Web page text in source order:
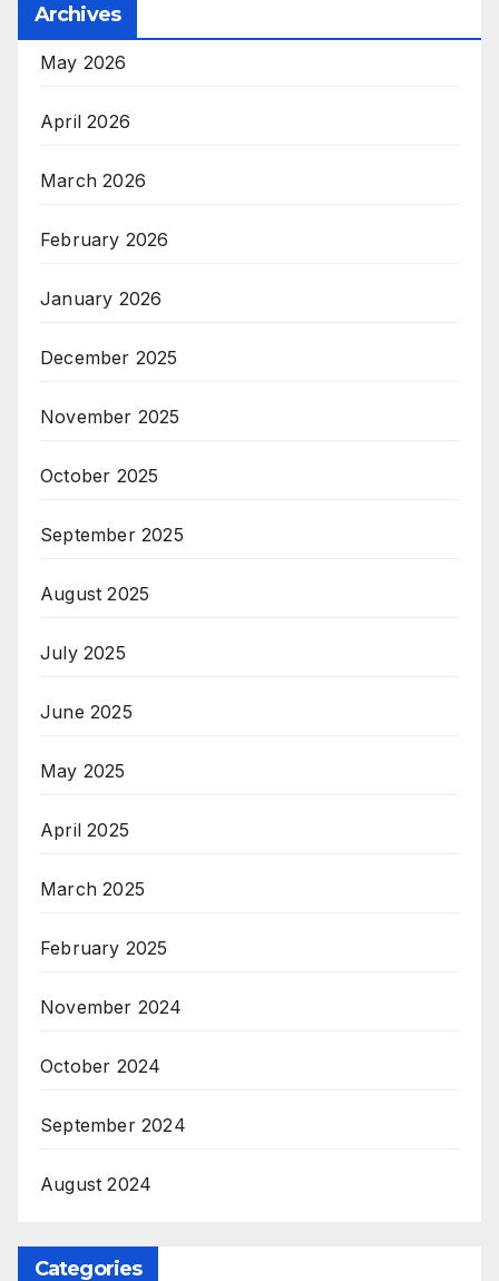
Archives
May 2026
April 2026
March 2026
February 2026
January 2026
December 2025
November 2025
October 2025
September 2025
August 2025
July 2025
June 2025
May 2025
April 2025
March 2025
February 2025
November 2024
October 2024
September 2024
August 2024
Categories